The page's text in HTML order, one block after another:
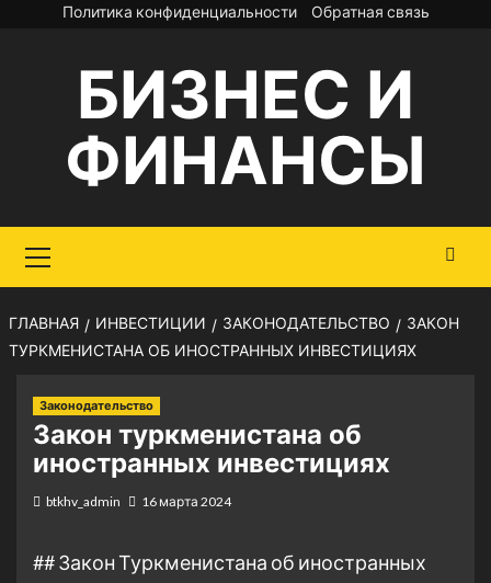
Перейти
содержимому
Политика конфиденциальности Обратная связь
БИЗНЕС И
ФИНАНСЫ
меню
ГЛАВНАЯ ИНВЕСТИЦИИ ЗАКОНОДАТЕЛЬСТВО
ЗАКОН
ТУРКМЕНИСТАНА ОБ ИНОСТРАННЫХ ИНВЕСТИЦИЯХ
Законодательство
Закон туркменистана об
иностранных инвестициях
btkhv_admin 16 марта 2024
## Закон Туркменистана об иностранных